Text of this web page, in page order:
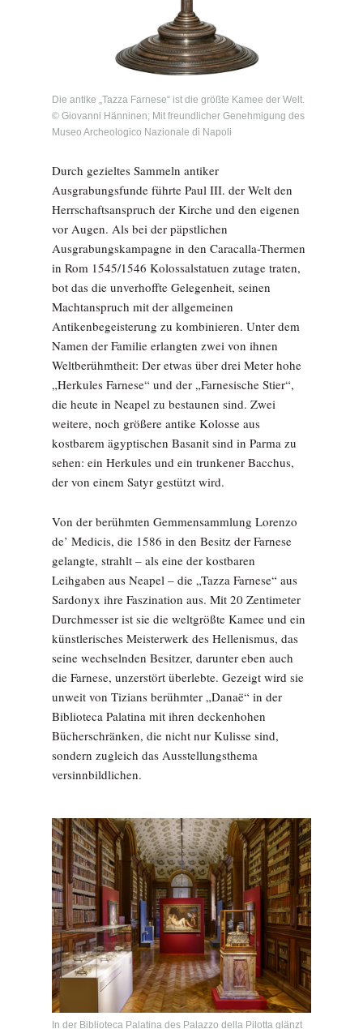
Die antike „Tazza Farnese“ ist die größte Kamee der Welt.
© Giovanni Hänninen; Mit freundlicher Genehmigung des
Museo Archeologico Nazionale di Napoli
Durch gezieltes Sammeln antiker
Ausgrabungsfunde führte Paul III. der Welt den
Herrschaftsanspruch der Kirche und den eigenen
vor Augen. Als bei der päpstlichen
Ausgrabungskampagne in den Caracalla-Thermen
in Rom 1545/1546 Kolossalstatuen zutage traten,
bot das die unverhoffte Gelegenheit, seinen
Machtanspruch mit der allgemeinen
Antikenbegeisterung zu kombinieren. Unter dem
Namen der Familie erlangten zwei von ihnen
Weltberühmtheit: Der etwas über drei Meter hohe
„Herkules Farnese“ und der „Farnesische Stier“,
die heute in Neapel zu bestaunen sind. Zwei
weitere, noch größere antike Kolosse aus
kostbarem ägyptischen Basanit sind in Parma zu
sehen: ein Herkules und ein trunkener Bacchus,
der von einem Satyr gestützt wird.
Von der berühmten Gemmensammlung Lorenzo
de’ Medicis, die 1586 in den Besitz der Farnese
gelangte, strahlt – als eine der kostbaren
Leihgaben aus Neapel – die „Tazza Farnese“ aus
Sardonyx ihre Faszination aus. Mit 20 Zentimeter
Durchmesser ist sie die weltgrößte Kamee und ein
künstlerisches Meisterwerk des Hellenismus, das
seine wechselnden Besitzer, darunter eben auch
die Farnese, unzerstört überlebte. Gezeigt wird sie
unweit von Tizians berühmter „Danaë“ in der
Biblioteca Palatina mit ihren deckenhohen
Bücherschränken, die nicht nur Kulisse sind,
sondern zugleich das Ausstellungsthema
versinnbildlichen.
In der Biblioteca Palatina des Palazzo della Pilotta glänzt